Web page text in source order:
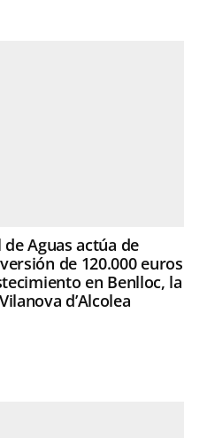
Aguas actúa de
de 120.000 euros
en Benlloc, la
d’Alcolea